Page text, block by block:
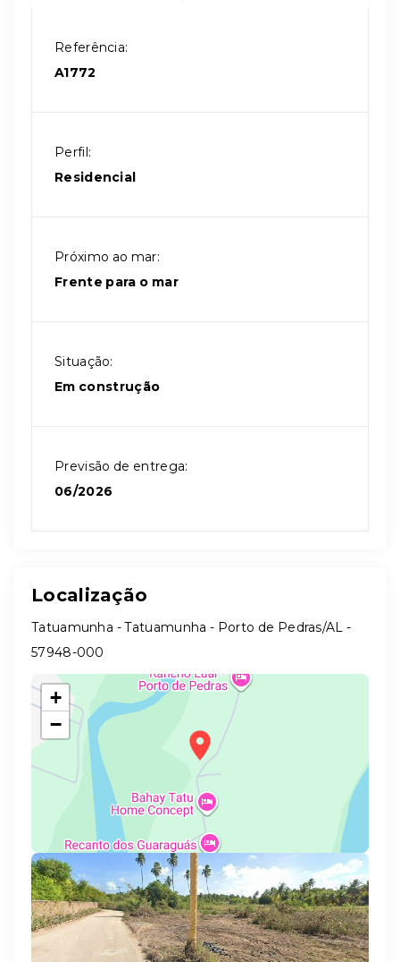
Referência:
A1772
Perfil:
Residencial
Próximo ao mar:
Frente para o mar
Situação:
Em construção
Previsão de entrega:
06/2026
Localização
Tatuamunha - Tatuamunha - Porto de Pedras/AL -
57948-000
+
−
Leaflet